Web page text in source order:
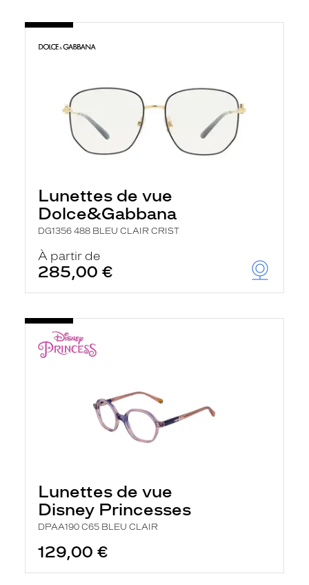
Lunettes de vue
Dolce&Gabbana
DG1356 488 BLEU CLAIR CRIST
À partir de
285,00 €
Lunettes de vue
Disney Princesses
DPAA190 C65 BLEU CLAIR
129,00 €